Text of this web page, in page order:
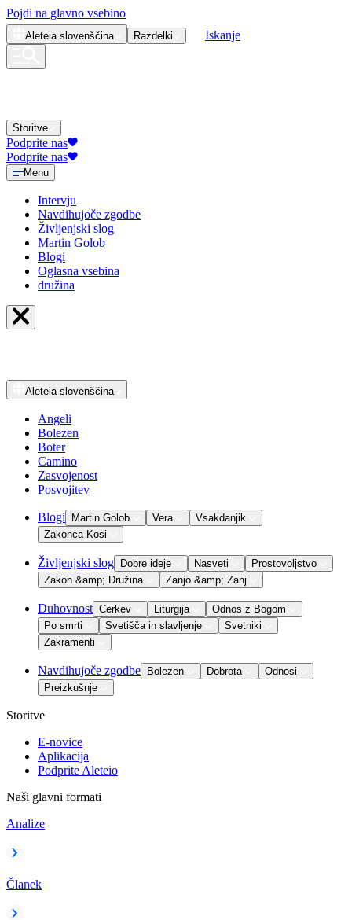
Pojdi na glavno vsebino
Aleteia slovenščina Razdelki Iskanje
Storitve
Podprite nas
Podprite nas
Menu
Intervju
Navdihujoče zgodbe
Življenjski slog
Martin Golob
Blogi
Oglasna vsebina
družina
Aleteia slovenščina
Angeli
Bolezen
Boter
Camino
Zasvojenost
Posvojitev
Blogi Martin Golob Vera
Vsakdanjik
Zakonca Kosi
Življenjski slog Dobre ideje Nasveti
Prostovoljstvo
Zakon &amp; Družina
Zanjo &amp; Zanj
Duhovnost Cerkev Liturgija
Odnos z Bogom
Po smrti
Svetišča in slavljenje
Svetniki
Zakramenti
Navdihujoče zgodbe Bolezen Dobrota
Odnosi
Preizkušnje
Storitve
E-novice
Aplikacija
Podprite Aleteio
Naši glavni formati
Analize
Članek